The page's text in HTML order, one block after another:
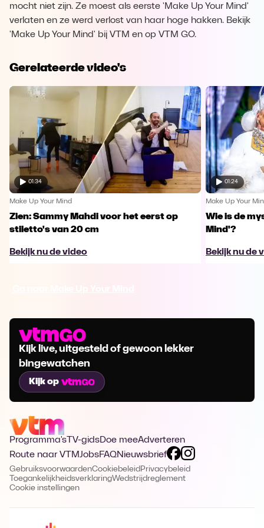
mocht niet zijn. Ze moest als eerste 'Make Up Your Mind'
verlaten en ze werd verlost van haar hoge hakken. Bekijk
'Make Up Your Mind' bij VTM en op VTM GO.
Gerelateerde video's
01:34
Make Up Your Mind
Zien: Sammy Mahdi voor het eerst op
stiletto's van 20 cm
Bekijk nu de video
01:24
Make Up Your
Wie is de
Mind'?
Bekijk nu de
Kijk live, uitgesteld of gewoon lekker
bingewatchen
Kijk op
Programma's TV-gidsDoe meeAdverteren
Route naar VTMJobsFAQNieuwsbrief
GebruiksvoorwaardenCookiebeleid Privacybeleid
ToegankelijkheidsverklaringWedstrijdreglement
Cookie instellingen